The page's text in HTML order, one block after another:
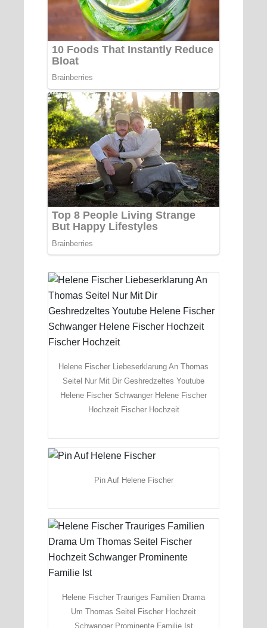
Helene Fischer Liebeserklarung An Thomas
Seitel Nur Mit Dir Geshredzeltes Youtube
Helene Fischer Schwanger Helene Fischer
Hochzeit Fischer Hochzeit
Pin Auf Helene Fischer
Helene Fischer Trauriges Familien Drama
Um Thomas Seitel Fischer Hochzeit
Schwanger Prominente Familie Ist